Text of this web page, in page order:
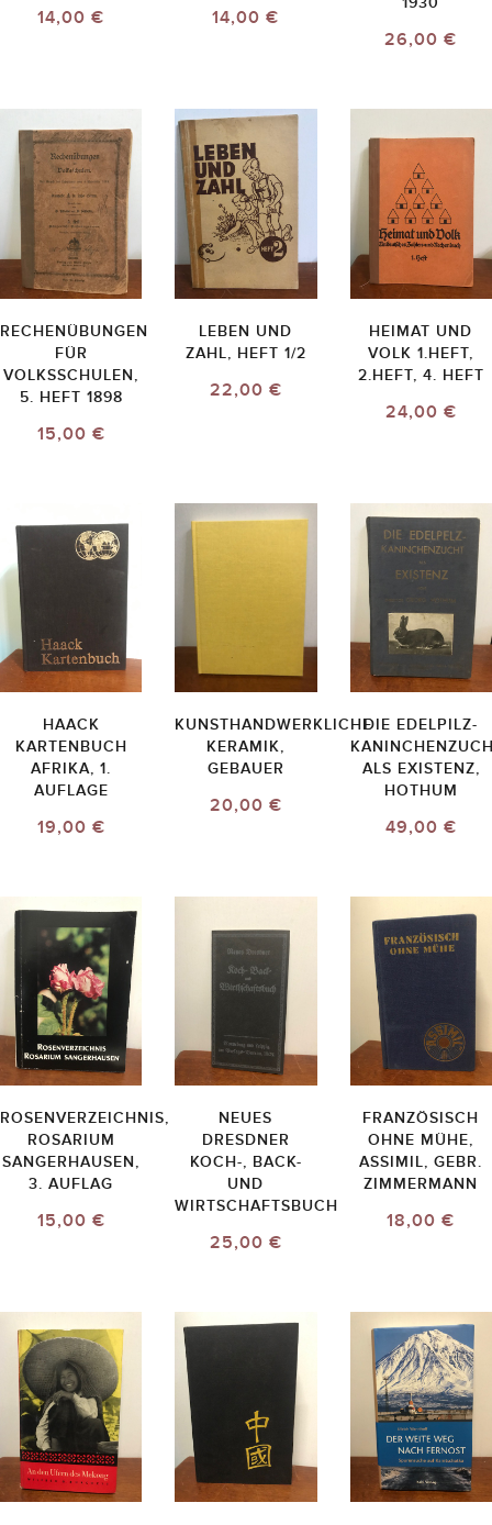
14,00 € 14,00 €
26,00 €
RECHENÜBUNGEN
FÜR
VOLKSSCHULEN,
5. HEFT 1898
15,00 €
LEBEN UND
ZAHL, HEFT 1/2
22,00 €
HEIMAT UND
VOLK 1.HEFT,
2.HEFT, 4. HEFT
24,00 €
HAACK
KARTENBUCH
AFRIKA, 1.
AUFLAGE
19,00 €
KUNSTHANDWERKLICHE
KERAMIK,
GEBAUER
20,00 €
DIE EDELPILZ-
ALS EXISTENZ,
HOTHUM
49,00 €
ROSENVERZEICHNIS,
ROSARIUM
SANGERHAUSEN,
3. AUFLAG
15,00 €
NEUES
DRESDNER
KOCH-, BACK-
UND
WIRTSCHAFTSBUCH
25,00 €
FRANZÖSISCH
OHNE MÜHE,
ASSIMIL, GEBR.
ZIMMERMANN
18,00 €